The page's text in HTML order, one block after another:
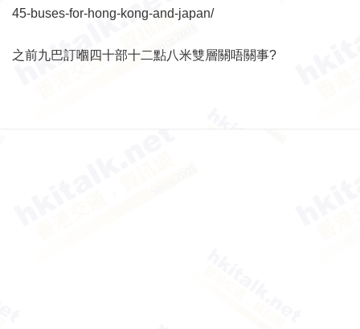
45-buses-for-hong-kong-and-japan/
之前九巴訂嗰四十部十二點八米雙層關唔關事?